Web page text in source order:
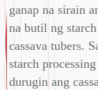
ganap na sirain
na butil ng
cassava tubers.
starch
durugin ang